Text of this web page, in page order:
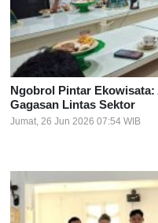
Ngobrol Pintar
Gagasan Lintas Sektor
Jumat, 26 Jun 2026 07:54 WIB